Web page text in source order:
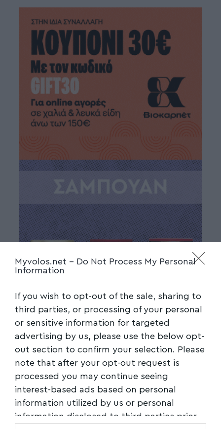
Myvolos.net - Do Not Process My Personal
Information
If you wish to opt-out of the sale, sharing to
third parties, or processing of your personal
or sensitive information for targeted
advertising by us, please use the below opt-
out section to confirm your selection. Please
note that after your opt-out request is
processed you may continue seeing
interest-based ads based on personal
information utilized by us or personal
information disclosed to third parties prior